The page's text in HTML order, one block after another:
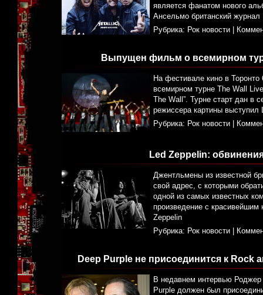
является фанатом нового
Ансельмо британский журнал
Рубрика: Рок новости
Выпущен фильм о всемирном
На фестивале кино в
всемирном турне The Wall
The Wall”. Турне старт дан в
режиссера картины
Рубрика: Рок новости
Led Zeppelin:
Джентльмены из известной
свой адрес, с которыми
одной из самых известных
произведение с красивейшим
Zeppelin
Рубрика: Рок новости
Deep Purple не присоединится к Rock
В недавнем интервью Роджер
Purple должен был